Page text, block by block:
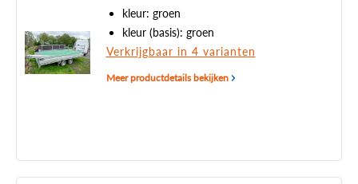
kleur: groen
kleur (basis): groen
Verkrijgbaar in 4 varianten
Meer productdetails bekijken